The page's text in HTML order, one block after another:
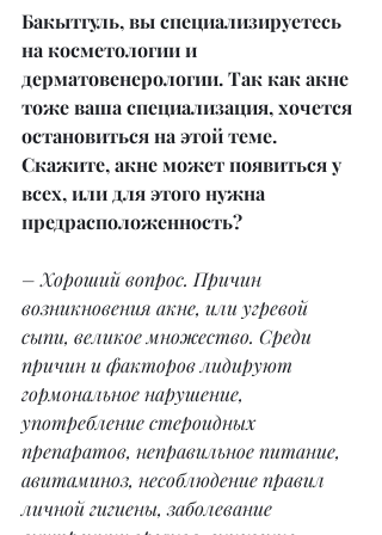
Бакытгуль, вы специализируетесь
на косметологии и
дерматовенерологии. Так как акне
тоже ваша специализация, хочется
остановиться на этой теме.
Скажите, акне может появиться у
всех, или для этого нужна
предрасположенность?
– Хороший вопрос. Причин
возникновения акне, или угревой
сыпи, великое множество. Среди
причин и факторов лидируют
гормональное нарушение,
употребление стероидных
препаратов, неправильное питание,
авитаминоз, несоблюдение правил
личной гигиены, заболевание